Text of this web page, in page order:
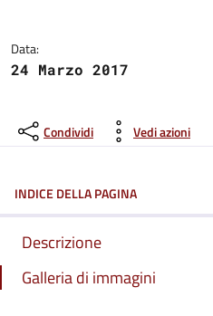
Data:
24 Marzo 2017
Condividi Vedi azioni
INDICE DELLA PAGINA
Descrizione
Galleria di immagini